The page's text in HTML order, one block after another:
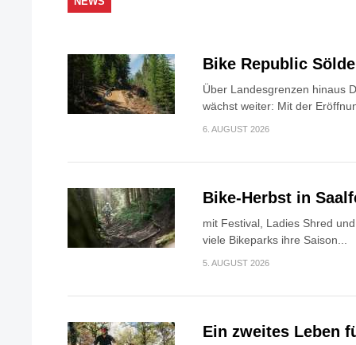
Bike Republic
Über Landesgrenzen hinaus
wächst weiter: Mit der
6. AUGUST 2026
Bike-Herbst in
mit Festival, Ladies Shred
viele Bikeparks ihre Saison...
5. AUGUST 2026
Ein zweites Leben